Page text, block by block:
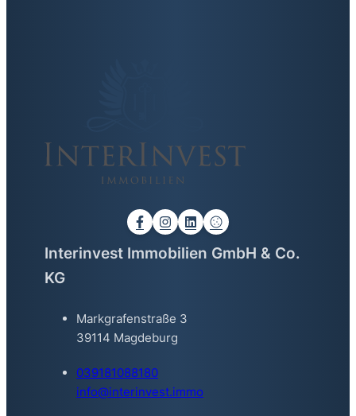
Interinvest Immobilien GmbH & Co.
KG
Markgrafenstraße 3
39114 Magdeburg
039181088180
info@interinvest.immo